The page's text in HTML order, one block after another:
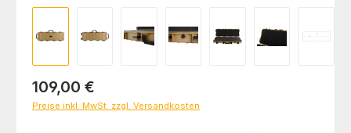
Regulärer Preis:
109,00 €
Preise inkl. MwSt. zzgl. Versandkosten